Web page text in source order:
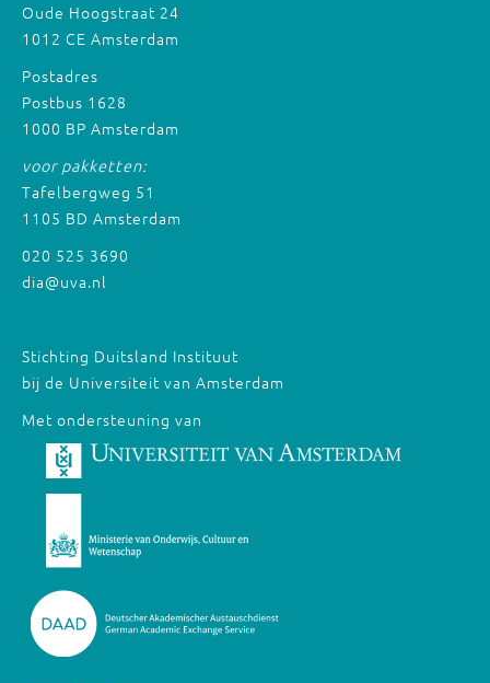
Oude Hoogstraat 24
1012 CE Amsterdam
Postadres
Postbus 1628
1000 BP Amsterdam
voor pakketten:
Tafelbergweg 51
1105 BD Amsterdam
020 525 3690
dia@uva.nl
Stichting Duitsland Instituut
bij de Universiteit van Amsterdam
Met ondersteuning van